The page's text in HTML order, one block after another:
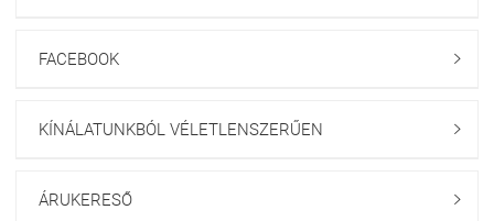
FACEBOOK 
KÍNÁLATUNKBÓL VÉLETLENSZERŰEN 
ÁRUKERESŐ 